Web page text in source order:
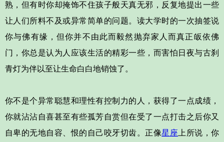
熟，但有时你却掩饰不住孩子般天真无邪，反复地提出一些
让人们所料不及或异常简单的问题。读大学时的一次抽签说
你与佛有缘，但你并不由此而毅然抛弃家人而真正皈依佛
门，你总是认为人应该生活的精彩一些，而害怕日夜与古刹
青灯为伴以至让生命白白地销蚀了。
你不是个异常聪慧和理性有控制力的人，获得了一点成绩，
你就沾沾自喜甚至有些孤芳自赏但在受了一点打击之后你又
自卑的无地自容、恨的自己咬牙切齿。正像星座 上所说，你